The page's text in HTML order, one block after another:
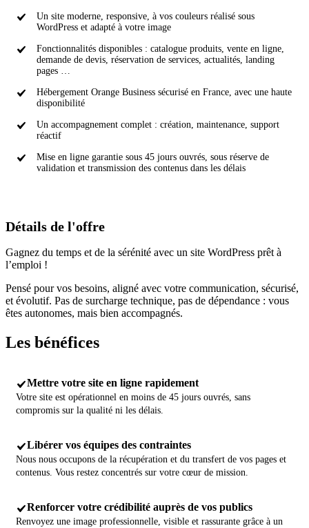
Un site moderne, responsive, à vos couleurs réalisé sous
WordPress et adapté à votre image
Fonctionnalités disponibles : catalogue produits, vente en ligne,
demande de devis, réservation de services, actualités, landing
pages …
Hébergement Orange Business sécurisé en France, avec une haute
disponibilité
Un accompagnement complet : création, maintenance, support
réactif
Mise en ligne garantie sous 45 jours ouvrés, sous réserve de
validation et transmission des contenus dans les délais
Détails de l'offre
Gagnez du temps et de la sérénité avec un site WordPress prêt à
l’emploi !
Pensé pour vos besoins, aligné avec votre communication, sécurisé,
et évolutif. Pas de surcharge technique, pas de dépendance : vous
êtes autonomes, mais bien accompagnés.
Les bénéfices
Mettre votre site en ligne rapidement
Votre site est opérationnel en moins de 45 jours ouvrés, sans
compromis sur la qualité ni les délais.
Libérer vos équipes des contraintes
Nous nous occupons de la récupération et du transfert de vos pages et
contenus. Vous restez concentrés sur votre cœur de mission.
Renforcer votre crédibilité auprès de vos publics
Renvoyez une image professionnelle, visible et rassurante grâce à un